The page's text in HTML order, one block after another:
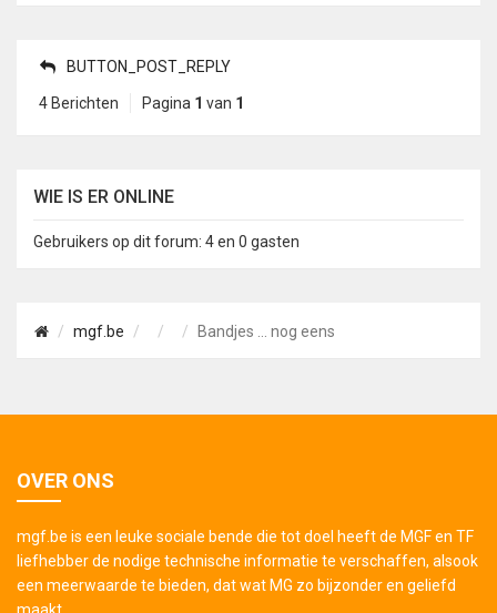
BUTTON_POST_REPLY
4 Berichten Pagina 1 van 1
WIE IS ER ONLINE
Gebruikers op dit forum: 4 en 0 gasten
mgf.be Bandjes ... nog eens
OVER ONS
mgf.be is een leuke sociale bende die tot doel heeft de MGF en TF
liefhebber de nodige technische informatie te verschaffen, alsook
een meerwaarde te bieden, dat wat MG zo bijzonder en geliefd